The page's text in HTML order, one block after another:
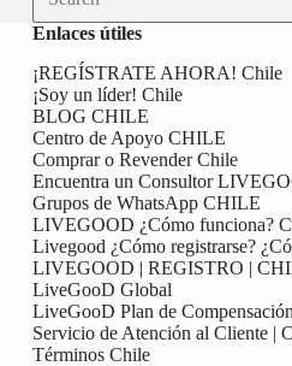
results
Enlaces útiles
¡REGÍSTRATE AHORA! Chile
¡Soy un líder! Chile
BLOG CHILE
Centro de Apoyo CHILE
Comprar o Revender Chile
Encuentra un Consultor
Grupos de WhatsApp CHILE
LIVEGOOD ¿Cómo funciona?
Livegood ¿Cómo registrarse?
LIVEGOOD | REGISTRO |
LiveGooD Global
LiveGooD Plan de Compensación
Servicio de Atención al Cliente |
Términos Chile